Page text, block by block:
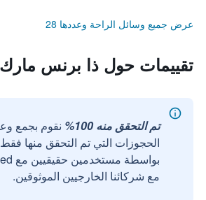
عرض جميع وسائل الراحة وعددها 28
تقييمات حول ذا برنس
تم التحقق منه 100%
نقوم بجمع
الحجوزات التي تم التحقق منها فقط
مع شركائنا الخارجيين الموثوقين.